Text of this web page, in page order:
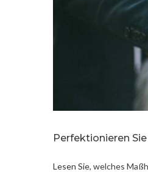
Perfektionieren
Lesen Sie, welches